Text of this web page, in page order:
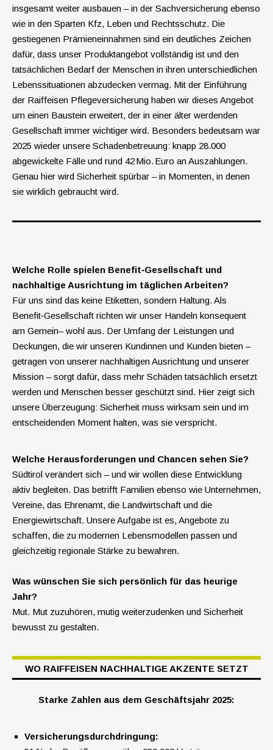
insgesamt weiter ausbauen – in der Sachversicherung ebenso
wie in den Sparten Kfz, Leben und Rechtsschutz. Die
gestiegenen Prämieneinnahmen sind ein deutliches Zeichen
dafür, dass unser Produktangebot vollständig ist und den
tatsächlichen Bedarf der Menschen in ihren unterschiedlichen
Lebenssituationen abzudecken vermag. Mit der Einführung
der Raiffeisen Pflegeversicherung haben wir dieses Angebot
um einen Baustein erweitert, der in einer älter werdenden
Gesellschaft immer wichtiger wird. Besonders bedeutsam war
2025 wieder unsere Schadenbetreuung: knapp 28.000
abgewickelte Fälle und rund 42 Mio. Euro an Auszahlungen.
Genau hier wird Sicherheit spürbar – in Momenten, in denen
sie wirklich gebraucht wird.
Welche Rolle spielen Benefit‑Gesellschaft und
nachhaltige Ausrichtung im täglichen Arbeiten?
Für uns sind das keine Etiketten, sondern Haltung. Als
Benefit‑Gesellschaft richten wir unser Handeln konsequent
am Gemein– wohl aus. Der Umfang der Leistungen und
Deckungen, die wir unseren Kundinnen und Kunden bieten –
getragen von unserer nachhaltigen Ausrichtung und unserer
Mission – sorgt dafür, dass mehr Schäden tatsächlich ersetzt
werden und Menschen besser geschützt sind. Hier zeigt sich
unsere Überzeugung: Sicherheit muss wirksam sein und im
entscheidenden Moment halten, was sie verspricht.
Welche Herausforderungen und Chancen sehen Sie?
Südtirol verändert sich – und wir wollen diese Entwicklung
aktiv begleiten. Das betrifft Familien ebenso wie Unternehmen,
Vereine, das Ehrenamt, die Landwirtschaft und die
Energiewirtschaft. Unsere Aufgabe ist es, Angebote zu
schaffen, die zu modernen Lebensmodellen passen und
gleichzeitig regionale Stärke zu bewahren.
Was wünschen Sie sich persönlich für das heurige
Jahr?
Mut. Mut zuzuhören, mutig weiterzudenken und Sicherheit
bewusst zu gestalten.
WO RAIFFEISEN NACHHALTIGE AKZENTE SETZT
Starke Zahlen aus dem Geschäftsjahr 2025:
Versicherungsdurchdringung: